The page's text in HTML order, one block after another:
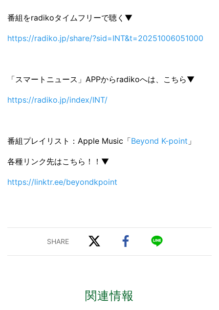
番組をradikoタイムフリーで聴く▼
https://radiko.jp/share/?sid=INT&t=20251006051000
「スマートニュース」APPからradikoへは、こちら▼
https://radiko.jp/index/INT/
番組プレイリスト：‎Apple Music「Beyond K-point 」
各種リンク先はこちら！！▼
https://linktr.ee/beyondkpoint
関連情報